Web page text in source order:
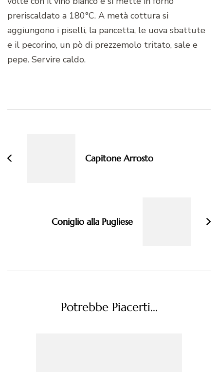
preriscaldato a 180°C. A metà cottura si
aggiungono i piselli, la pancetta, le uova sbattute
e il pecorino, un pò di prezzemolo tritato, sale e
pepe. Servire caldo.
Capitone Arrosto
Coniglio alla Pugliese
Potrebbe Piacerti...